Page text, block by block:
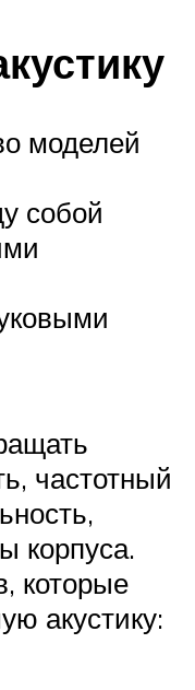
моделей
собой
частотный
корпуса.
которые
акустику: